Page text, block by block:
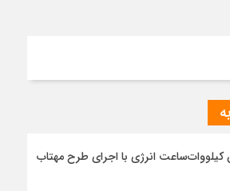
میلیون کیلووات‌ساعت انرژی با اجرای طرح مهتاب